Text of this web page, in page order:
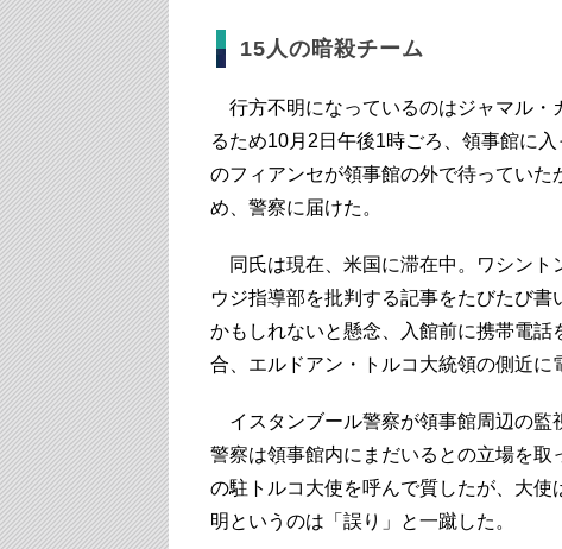
15人の暗殺チーム
行方不明になっているのはジャマル・
るため10月2日午後1時ごろ、領事館に
のフィアンセが領事館の外で待ってい
め、警察に届けた。
同氏は現在、米国に滞在中。ワシント
ウジ指導部を批判する記事をたびたび
かもしれないと懸念、入館前に携帯電
合、エルドアン・トルコ大統領の側近に
イスタンブール警察が領事館周辺の監
警察は領事館内にまだいるとの立場を
の駐トルコ大使を呼んで質したが、大
明というのは「誤り」と一蹴した。